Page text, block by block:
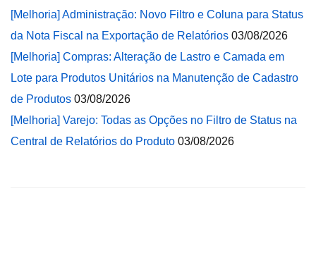
[Melhoria] Administração: Novo Filtro e Coluna para Status
da Nota Fiscal na Exportação de Relatórios 03/08/2026
[Melhoria] Compras: Alteração de Lastro e Camada em
Lote para Produtos Unitários na Manutenção de Cadastro
de Produtos 03/08/2026
[Melhoria] Varejo: Todas as Opções no Filtro de Status na
Central de Relatórios do Produto 03/08/2026